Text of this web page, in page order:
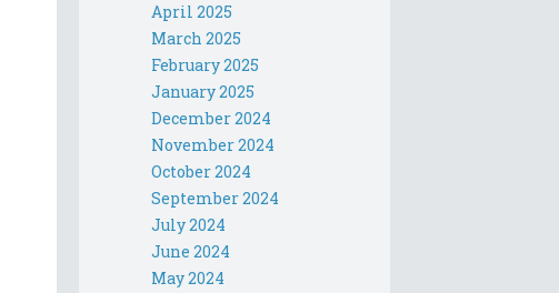
April 2025
March 2025
February 2025
January 2025
December 2024
November 2024
October 2024
September 2024
July 2024
June 2024
May 2024